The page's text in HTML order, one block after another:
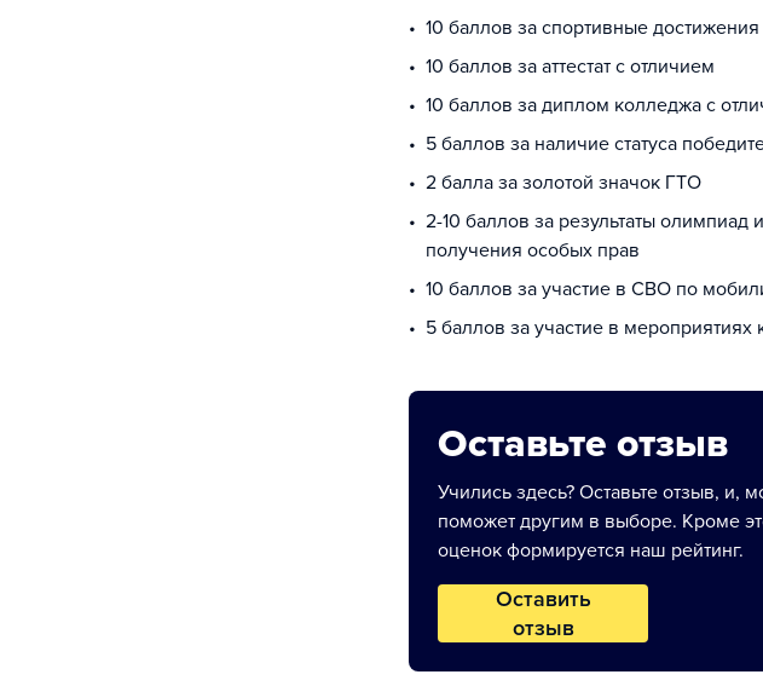
10 баллов за спортивные достижения
10 баллов за аттестат с отличием
10 баллов за диплом колледжа с
5 баллов за наличие статуса
2 балла за золотой значок ГТО
2-10 баллов за результаты
получения особых прав
10 баллов за участие в СВО по
5 баллов за участие в
Оставьте отзыв
Учились здесь? Оставьте отзыв, и,
поможет другим в выборе. Кроме
оценок формируется наш рейтинг.
Оставить
отзыв